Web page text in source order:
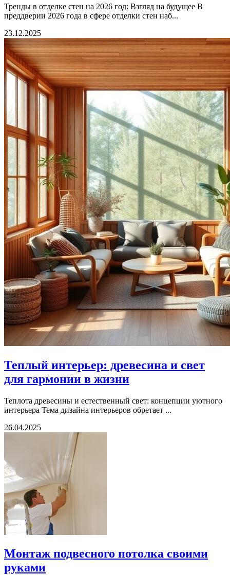
Тренды в отделке стен на 2026 год: Взгляд на будущее В
преддверии 2026 года в сфере отделки стен наб...
23.12.2025
Теплый интерьер: древесина и свет
для гармонии в жизни
Теплота древесины и естественный свет: концепции уютного
интерьера Тема дизайна интерьеров обретает ...
26.04.2025
Монтаж подвесного потолка своими
руками